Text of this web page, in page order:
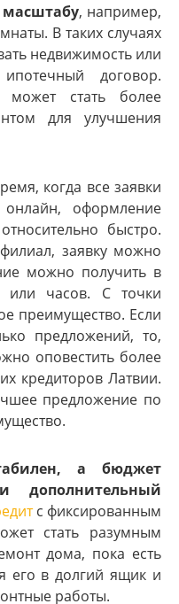
масштабу, например,
В таких случаях
недвижимость или
договор.
стать более
для улучшения
когда все заявки
оформление
быстро.
заявку можно
можно получить в
или часов. С точки
преимущество. Если
предложений, то,
оповестить более
кредиторов Латвии.
предложение по
а бюджет
дополнительный
с фиксированным
стать разумным
дома, пока есть
его в долгий ящик и
работы.